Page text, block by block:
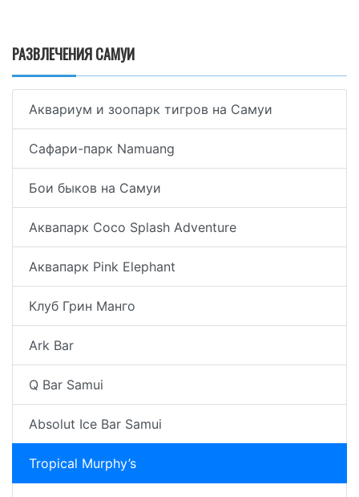
РАЗВЛЕЧЕНИЯ САМУИ
Аквариум и зоопарк тигров на Самуи
Сафари-парк Namuang
Бои быков на Самуи
Аквапарк Coco Splash Adventure
Аквапарк Pink Elephant
Клуб Грин Манго
Ark Bar
Q Bar Samui
Absolut Ice Bar Samui
Tropical Murphy’s